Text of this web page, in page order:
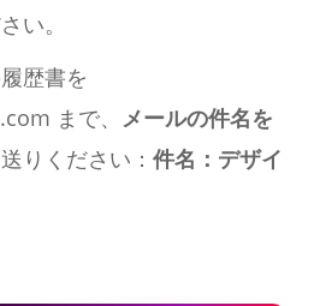
い。
歴書を
まで、 メールの件名を
りください： 件名：デザイ